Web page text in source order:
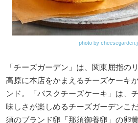
photo by
「チーズガーデン」は、関東屈指の
高原に本店をかまえるチーズケーキ
ンド。「バスクチーズケーキ」は、
味しさが楽しめるチーズガーデンこ
須のブランド卵「那須御養卵」の卵